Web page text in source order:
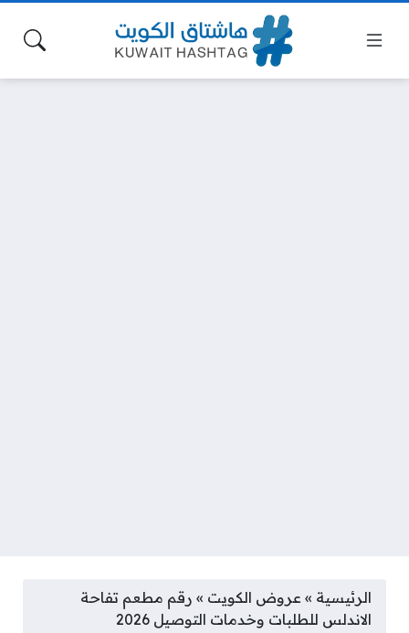
الرئيسية » عروض الكويت » رقم مطعم تفاحة
الاندلس للطلبات وخدمات التوصيل 2026